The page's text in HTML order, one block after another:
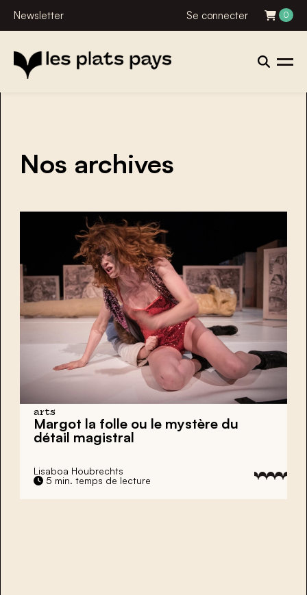
Newsletter Se connecter 0
Nos archives
arts
Margot la folle ou le mystère du
détail magistral
Lisaboa Houbrechts
5 min. temps de lecture